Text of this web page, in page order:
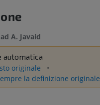
A. Javaid
automatica
originale
la definizione originale